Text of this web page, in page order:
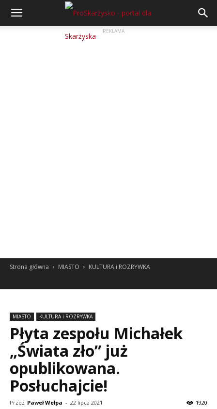
REKLAMA
Strona główna MIASTO KULTURA i ROZRYWKA
MIASTO KULTURA i ROZRYWKA
Płyta zespołu Michałek
„Świata zło” już
opublikowana.
Posłuchajcie!
Przez Paweł Wełpa - 22 lipca 2021 1920